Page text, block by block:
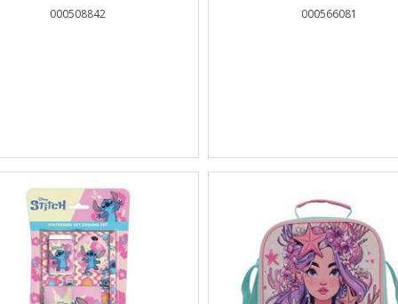
000508842
MICKEY
000566081